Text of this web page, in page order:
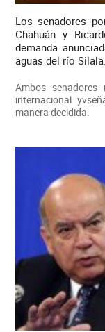
Los senadores
Chahuán y
demanda
aguas del río Silala.
Ambos
internacional
manera decidida.